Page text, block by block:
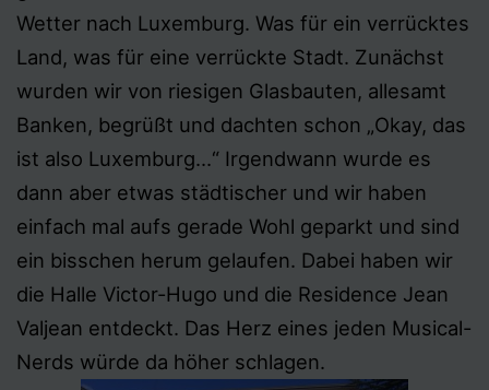
Wetter nach Luxemburg. Was für ein verrücktes
Land, was für eine verrückte Stadt. Zunächst
wurden wir von riesigen Glasbauten, allesamt
Banken, begrüßt und dachten schon „Okay, das
ist also Luxemburg…“ Irgendwann wurde es
dann aber etwas städtischer und wir haben
einfach mal aufs gerade Wohl geparkt und sind
ein bisschen herum gelaufen. Dabei haben wir
die Halle Victor-Hugo und die Residence Jean
Valjean entdeckt. Das Herz eines jeden Musical-
Nerds würde da höher schlagen.